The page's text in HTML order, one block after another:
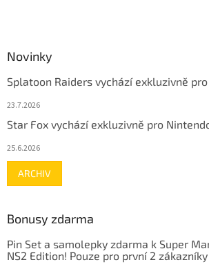
Novinky
Splatoon Raiders vychází exkluzivně
23.7.2026
Star Fox vychází exkluzivně pro
25.6.2026
ARCHIV
Bonusy zdarma
Pin Set a samolepky zdarma k Super
NS2 Edition! Pouze pro první 2 zákazníky